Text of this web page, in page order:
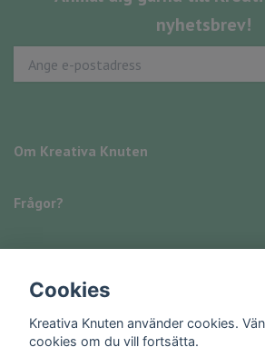
nyhetsbrev!
Om Kreativa Knuten
Frågor?
Läs mer
Cookies
Kreativa Knuten använder cookies.
cookies om du vill fortsätta.